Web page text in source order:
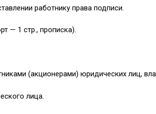
работнику права подписи.
— 1 стр., прописка).
(акционерами) юридических лиц,
лица.